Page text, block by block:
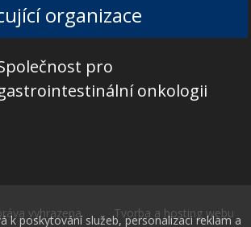
organizace
pro
onkologii
vyhrazena Tvorba a hosting webu
k poskytování služeb, personalizaci reklam a